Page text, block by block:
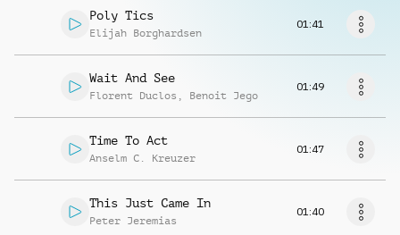
Poly Tics
Elijah Borghardsen
01:41
Wait And See
Florent Duclos , Benoit Jego
01:49
Time To Act
Anselm C. Kreuzer
01:47
This Just Came In
Peter Jeremias
01:40